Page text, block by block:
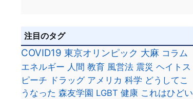
注目のタグ
COVID19 東京オリンピック 大麻 コラム
エネルギー 人間 教育 風営法 震災 ヘイトス
ピーチ ドラッグ アメリカ 科学 どうしてこ
うなった 森友学園 LGBT 健康 これはひどい